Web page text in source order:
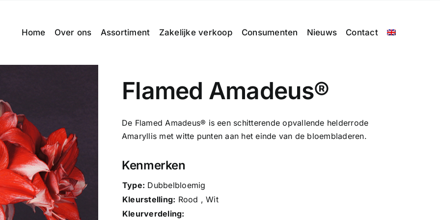
Home Over ons Assortiment Zakelijke verkoop Consumenten Nieuws Contact
Flamed Amadeus®
De Flamed Amadeus® is een schitterende opvallende helderrode
Amaryllis met witte punten aan het einde van de bloembladeren.
Kenmerken
Type: Dubbelbloemig
Kleurstelling: Rood , Wit
Kleurverdeling: